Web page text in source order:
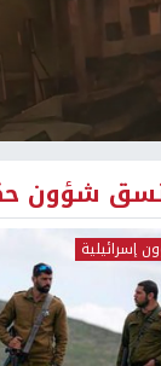
شؤون
إسرائيلية